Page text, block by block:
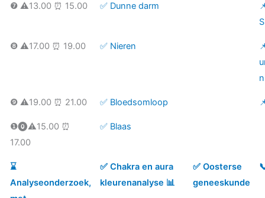
❼ ⚠️13.00 ⏰ 15.00 ✅ Dunne darm
❽ ⚠️17.00 ⏰ 19.00 ✅ Nieren
❾ ⚠️19.00 ⏰ 21.00 ✅ Bloedsomloop
❶⓿⚠️15.00 ⏰
17.00
✅ Blaas
⌛️
Analyseonderzoek,
✅ Chakra en aura
kleurenanalyse 📊
✅ Oosterse
geneeskunde